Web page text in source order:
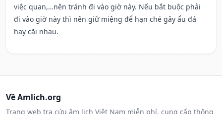
việc quan,…nên tránh đi vào giờ này. Nếu bắt buộc phải
đi vào giờ này thì nên giữ miệng để hạn ché gây ẩu đả
hay cãi nhau.
Về Amlich.org
Trang web tra cứu âm lịch Việt Nam miễn phí, cung cấp thông